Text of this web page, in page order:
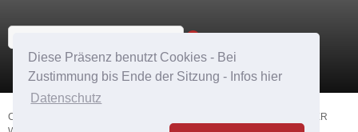
Diese Präsenz benutzt Cookies - Bei
Zustimmung bis Ende der Sitzung - Infos hier
Datenschutz
Suchen
...
COPYRIGHT © 2026 VERSICHERUNGSMAKLER EDGAR STEINHAUER